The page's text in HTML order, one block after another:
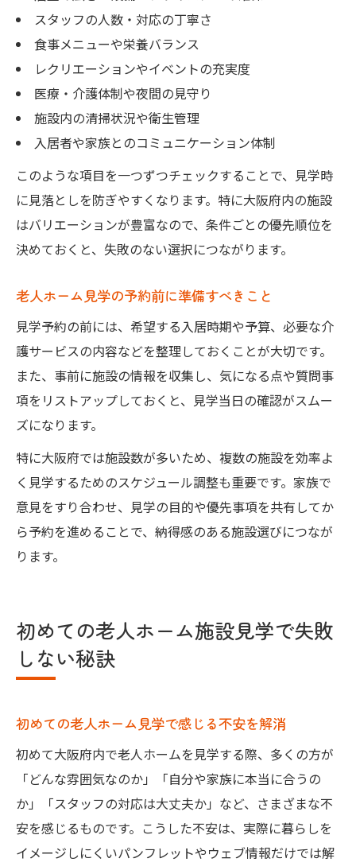
スタッフの人数・対応の丁寧さ
食事メニューや栄養バランス
レクリエーションやイベントの充実度
医療・介護体制や夜間の見守り
施設内の清掃状況や衛生管理
入居者や家族とのコミュニケーション体制
このような項目を一つずつチェックすることで、見学時
に見落としを防ぎやすくなります。特に大阪府内の施設
はバリエーションが豊富なので、条件ごとの優先順位を
決めておくと、失敗のない選択につながります。
老人ホーム見学の予約前に準備すべきこと
見学予約の前には、希望する入居時期や予算、必要な介
護サービスの内容などを整理しておくことが大切です。
また、事前に施設の情報を収集し、気になる点や質問事
項をリストアップしておくと、見学当日の確認がスムー
ズになります。
特に大阪府では施設数が多いため、複数の施設を効率よ
く見学するためのスケジュール調整も重要です。家族で
意見をすり合わせ、見学の目的や優先事項を共有してか
ら予約を進めることで、納得感のある施設選びにつなが
ります。
初めての老人ホーム施設見学で失敗
しない秘訣
初めての老人ホーム見学で感じる不安を解消
初めて大阪府内で老人ホームを見学する際、多くの方が
「どんな雰囲気なのか」「自分や家族に本当に合うの
か」「スタッフの対応は大丈夫か」など、さまざまな不
安を感じるものです。こうした不安は、実際に暮らしを
イメージしにくいパンフレットやウェブ情報だけでは解